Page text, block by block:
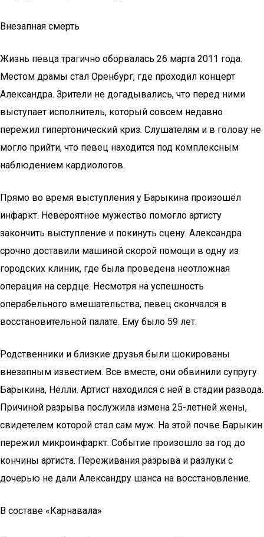
Внезапная смерть
Жизнь певца трагично оборвалась 26 марта 2011 года.
Местом драмы стал Оренбург, где проходил концерт
Александра. Зрители не догадывались, что перед ними
выступает исполнитель, который совсем недавно
пережил гипертонический криз. Слушателям и в голову не
могло прийти, что певец находится под комплексным
наблюдением кардиологов.
Прямо во время выступления у Барыкина произошёл
инфаркт. Невероятное мужество помогло артисту
закончить выступление и покинуть сцену. Александра
срочно доставили машиной скорой помощи в одну из
городских клиник, где была проведена неотложная
операция на сердце. Несмотря на успешность
операбельного вмешательства, певец скончался в
восстановительной палате. Ему было 59 лет.
Родственники и близкие друзья были шокированы
внезапным известием. Все вместе, они обвинили супругу
Барыкина, Нелли. Артист находился с ней в стадии развода.
Причиной разрыва послужила измена 25-летней жены,
свидетелем которой стал сам муж. На этой почве Барыкин
пережил микроинфаркт. Событие произошло за год до
кончины артиста. Переживания разрыва и разлуки с
дочерью не дали Александру шанса на восстановление.
В составе «Карнавала»